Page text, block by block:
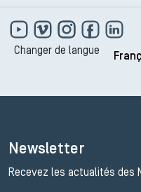
Changer de langue
Newsletter
Recevez les actualités des